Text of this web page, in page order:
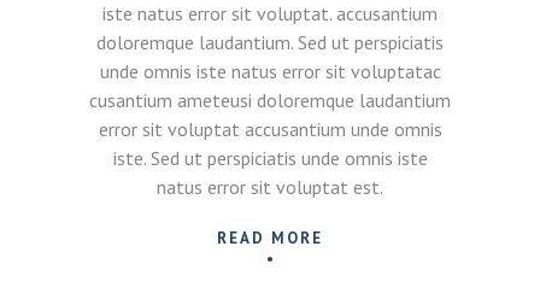
iste natus error sit voluptat. accusantium
doloremque laudantium. Sed ut perspiciatis
unde omnis iste natus error sit voluptatac
cusantium ameteusi doloremque laudantium
error sit voluptat accusantium unde omnis
iste. Sed ut perspiciatis unde omnis iste
natus error sit voluptat est.
READ MORE